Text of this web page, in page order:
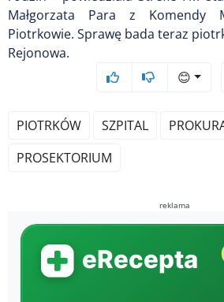
Małgorzata Para z Komendy
Piotrkowie. Sprawę bada teraz
Rejonowa.
😊
PIOTRKÓW SZPITAL
PROSEKTORIUM
reklama